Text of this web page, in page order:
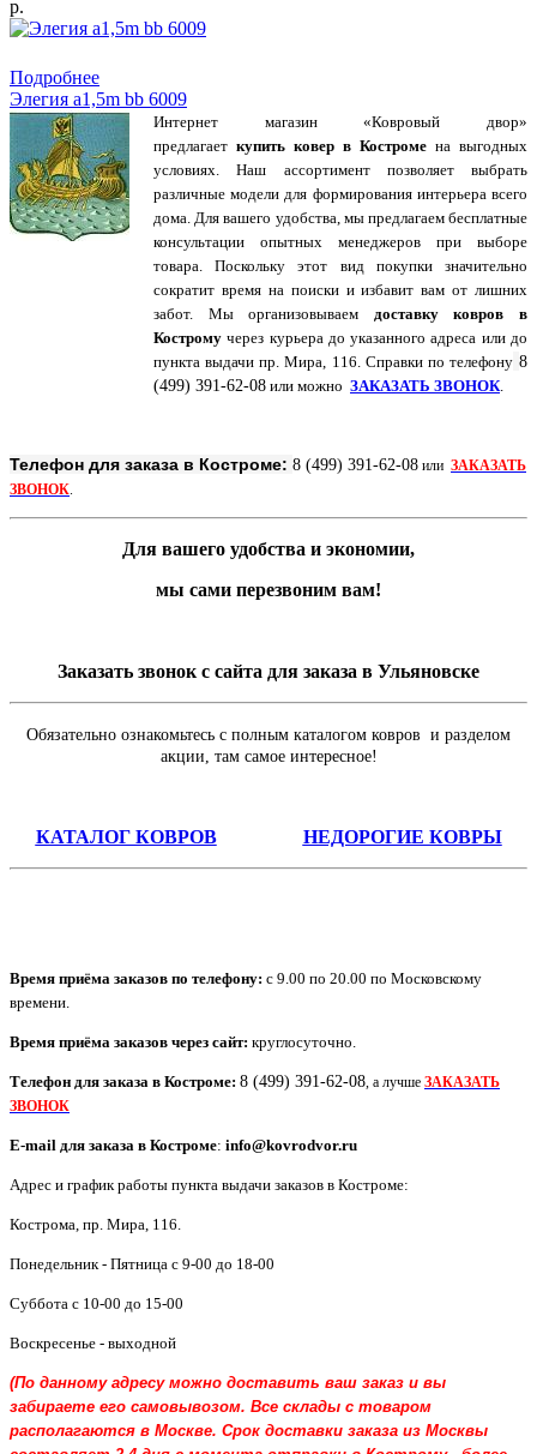
р.
Подробнее
Элегия a1,5m bb 6009
Интернет магазин «Ковровый двор»
предлагает купить ковер в Костроме на выгодных
условиях. Наш ассортимент позволяет выбрать
различные модели для формирования интерьера всего
дома. Для вашего удобства, мы предлагаем бесплатные
консультации опытных менеджеров при выборе
товара. Поскольку этот вид покупки значительно
сократит время на поиски и избавит вам от лишних
забот. Мы организовываем доставку ковров в
Кострому через курьера до указанного адреса или до
пункта выдачи пр. Мира, 116. Справки по телефону 8
(499) 391-62-08 или можно ЗАКАЗАТЬ ЗВОНОК
Телефон для заказа в Костроме: 8 (499) 391-62-08 или ЗАКАЗАТЬ
ЗВОНОК.
Для вашего удобства и экономии,
мы сами перезвоним вам!
Заказать звонок с сайта для заказа в Ульяновске
Обязательно ознакомьтесь с полным каталогом ковров и разделом
акции, там самое интересное!
КАТАЛОГ КОВРОВ НЕДОРОГИЕ КОВРЫ
Время приёма заказов по телефону: с 9.00 по 20.00 по Московскому
времени.
Время приёма заказов через сайт: круглосуточно.
Телефон для заказа в Костроме: 8 (499) 391-62-08, а лучше ЗАКАЗАТЬ
ЗВОНОК
E-mail для заказа в Костроме: info@kovrodvor.ru
Адрес и график работы пункта выдачи заказов в Костроме:
Кострома пр. Мира, 116
Понедельник - Пятница с 9-00 до 18-00
Суббота с 10-00 до 15-00
Воскресенье - выходной
(По данному адресу можно доставить ваш заказ и вы
забираете его самовывозом. Все склады с товаром
располагаются в Москве. Срок доставки заказа из Москвы